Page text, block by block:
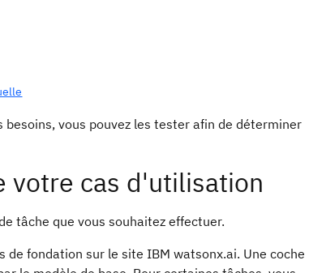
vous pouvez les tester afin de déterminer
votre cas d'utilisation
tâche que vous souhaitez effectuer.
fondation sur le site IBM watsonx.ai. Une coche